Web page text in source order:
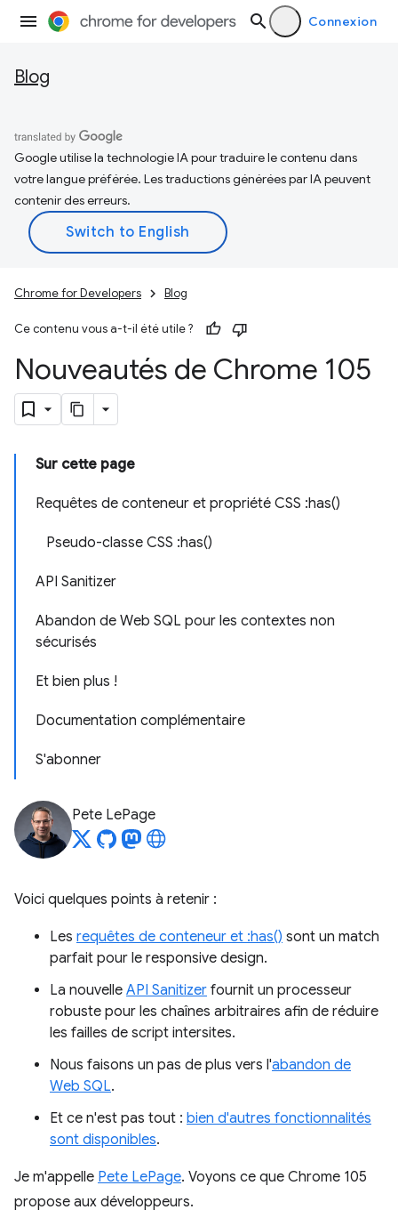
Connexion
Blog
Google utilise la technologie IA pour traduire le contenu dans
votre langue préférée. Les traductions générées par IA peuvent
contenir des erreurs.
Chrome for Developers Blog
Ce contenu vous a-t-il été utile ?
Nouveautés de Chrome 105
Sur cette page
Requêtes de conteneur et propriété CSS :has()
Pseudo-classe CSS :has()
API Sanitizer
Abandon de Web SQL pour les contextes non
sécurisés
Et bien plus !
Documentation complémentaire
S'abonner
Pete LePage
Voici quelques points à retenir :
Les requêtes de conteneur et :has() sont un match
parfait pour le responsive design.
La nouvelle API Sanitizer fournit un processeur
robuste pour les chaînes arbitraires afin de réduire
les failles de script intersites.
Nous faisons un pas de plus vers l'abandon de
Web SQL.
Et ce n'est pas tout : bien d'autres fonctionnalités
sont disponibles.
Je m'appelle Pete LePage. Voyons ce que Chrome 105
propose aux développeurs.